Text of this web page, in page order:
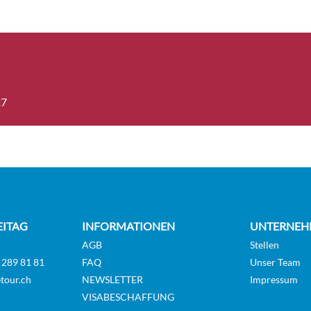
cabin Deluxe with Lounge-
81 81
INFORMATIONEN
AGB
FAQ
NEWSLETTER
VISABESCHAFFUNG
Stellen
Unser Team
Impressum